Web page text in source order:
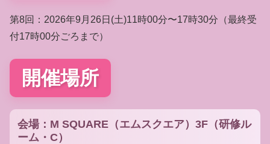
第8回：2026年9月26日(土)11時00分〜17時30分（最終受
付17時00分ごろまで）
開催場所
会場：M SQUARE（エムスクエア）3F（研修ル
ーム・C）